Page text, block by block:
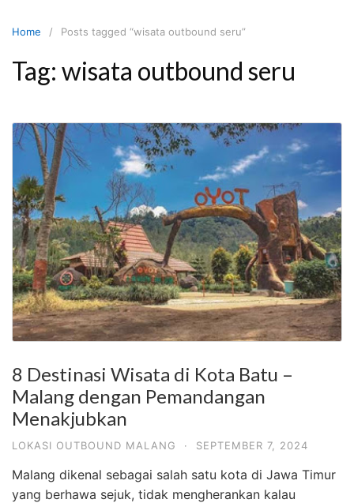
Home Posts tagged “wisata outbound seru”
Tag: wisata outbound seru
8 Destinasi Wisata di Kota Batu –
Malang dengan Pemandangan
Menakjubkan
LOKASI OUTBOUND MALANG · SEPTEMBER 7, 2024
Malang dikenal sebagai salah satu kota di Jawa Timur
yang berhawa sejuk, tidak mengherankan kalau